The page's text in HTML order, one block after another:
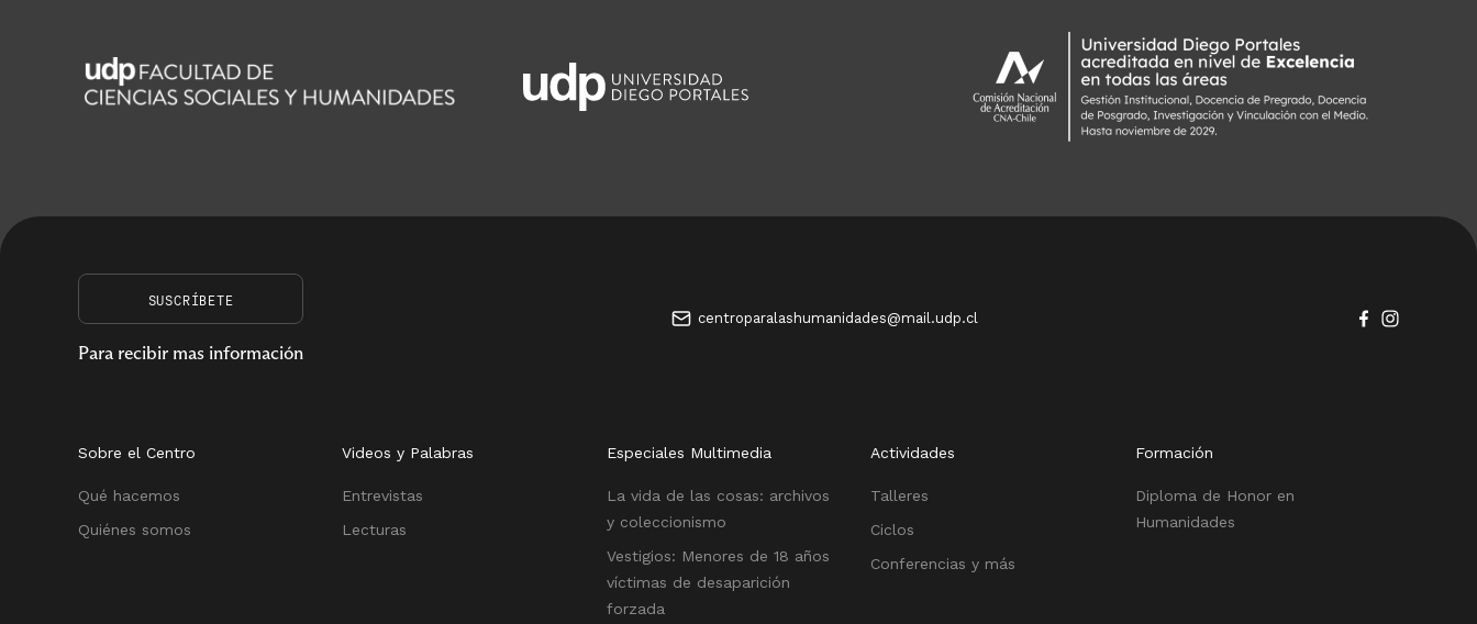
SUSCRÍBETE
Para recibir mas información
centroparalashumanidades@mail.udp.cl
Sobre el Centro
Qué hacemos
Quiénes somos
Videos y Palabras
Entrevistas
Lecturas
Especiales Multimedia
La vida de las cosas: archivos
y coleccionismo
Vestigios: Menores de 18 años
víctimas de desaparición
forzada
Actividades
Talleres
Ciclos
Conferencias y más
Formación
Diploma de Honor en
Humanidades